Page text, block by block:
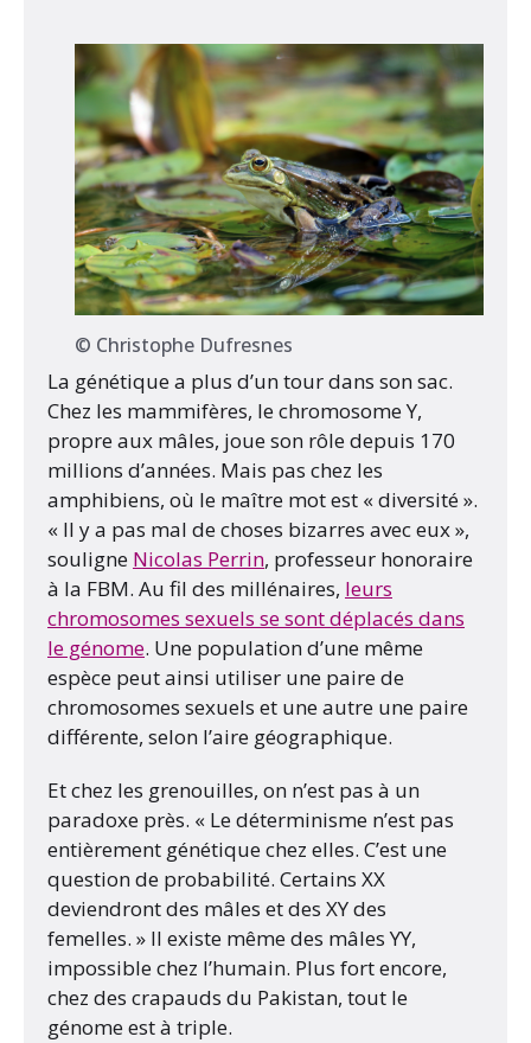
© Christophe Dufresnes
La génétique a plus d’un tour dans son sac.
Chez les mammifères, le chromosome Y,
propre aux mâles, joue son rôle depuis 170
millions d’années. Mais pas chez les
amphibiens, où le maître mot est « diversité ».
« Il y a pas mal de choses bizarres avec eux »,
souligne Nicolas Perrin, professeur honoraire
à la FBM. Au fil des millénaires, leurs
chromosomes sexuels se sont déplacés dans
le génome. Une population d’une même
espèce peut ainsi utiliser une paire de
chromosomes sexuels et une autre une paire
différente, selon l’aire géographique.
Et chez les grenouilles, on n’est pas à un
paradoxe près. « Le déterminisme n’est pas
entièrement génétique chez elles. C’est une
question de probabilité. Certains XX
deviendront des mâles et des XY des
femelles. » Il existe même des mâles YY,
impossible chez l’humain. Plus fort encore,
chez des crapauds du Pakistan, tout le
génome est à triple.